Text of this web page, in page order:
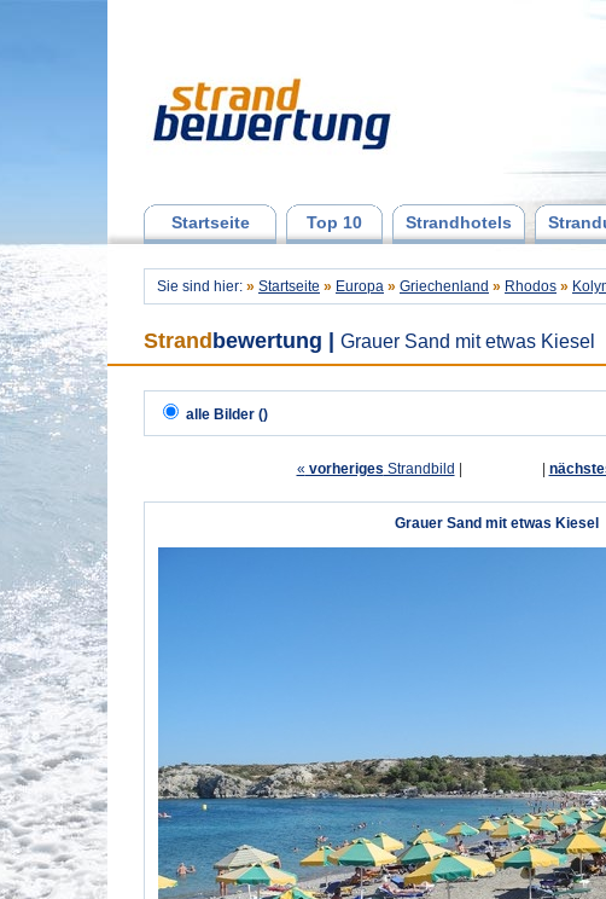
Startseite Top 10 Strandhotels
Sie sind hier: » Startseite » Europa » Griechenland » Rhodos »
Strand bewertung Grauer Sand mit etwas Kiesel
alle Bilder ()
« vorheriges Strandbild
Grauer Sand mit etwas Kiesel